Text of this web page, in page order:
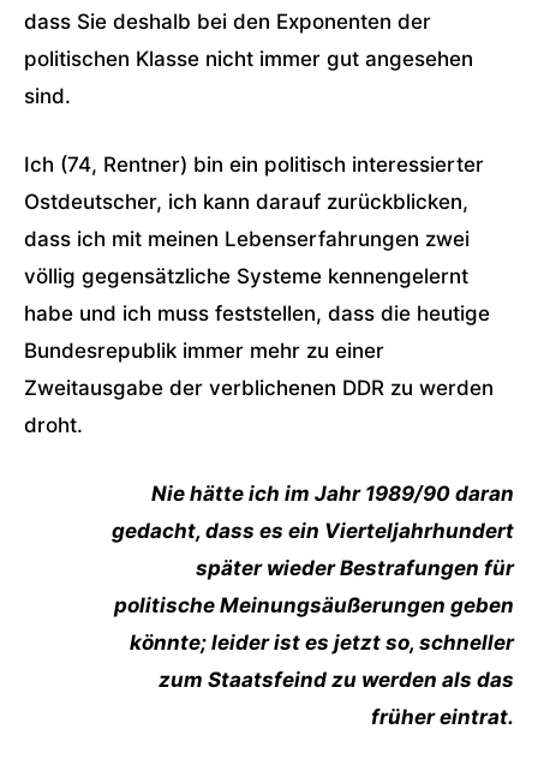
dass Sie deshalb bei den Exponenten der
politischen Klasse nicht immer gut angesehen
sind.
Ich (74, Rentner) bin ein politisch interessierter
Ostdeutscher, ich kann darauf zurückblicken,
dass ich mit meinen Lebenserfahrungen zwei
völlig gegensätzliche Systeme kennengelernt
habe und ich muss feststellen, dass die heutige
Bundesrepublik immer mehr zu einer
Zweitausgabe der verblichenen DDR zu werden
droht.
Nie hätte ich im Jahr 1989/90 daran
gedacht, dass es ein Vierteljahrhundert
später wieder Bestrafungen für
politische Meinungsäußerungen geben
könnte; leider ist es jetzt so, schneller
zum Staatsfeind zu werden als das
früher eintrat.